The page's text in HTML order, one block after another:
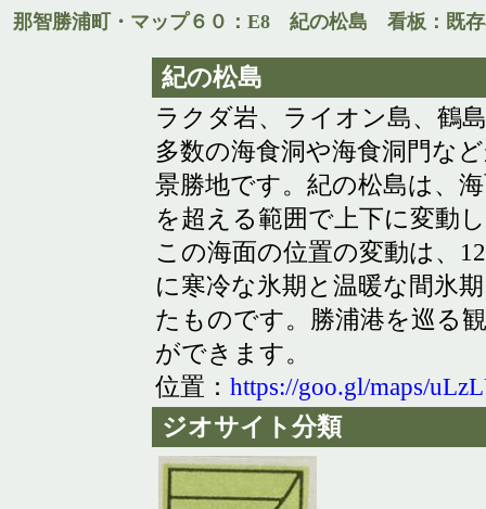
那智勝浦町・マップ６０：E8 紀の松島 看板：既
紀の松島
ラクダ岩、ライオン島、鶴
多数の海食洞や海食洞門な
景勝地です。紀の松島は、
を超える範囲で上下に変動
この海面の位置の変動は、
に寒冷な氷期と温暖な間氷
たものです。勝浦港を巡る
ができます。
位置： https://goo.gl/maps/
ジオサイト分類